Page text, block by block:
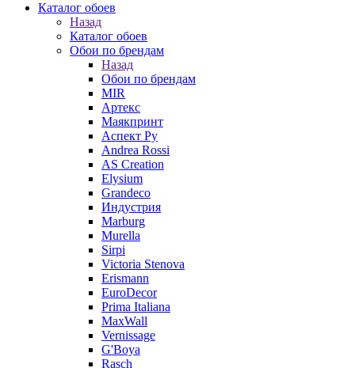
Каталог обоев
Назад
Каталог обоев
Обои по брендам
Назад
Обои по брендам
MIR
Артекс
Маякпринт
Аспект Ру
Andrea Rossi
AS Creation
Elysium
Grandeco
Индустрия
Marburg
Murella
Sirpi
Victoria Stenova
Erismann
EuroDecor
Prima Italiana
MaxWall
Vernissage
G'Boya
Rasch